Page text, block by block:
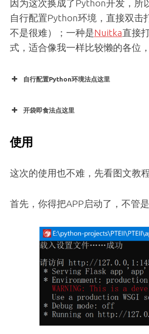
因为这次换成了Python开发，所
自行配置Python环境，直接双击
不是很难）；一种是Nuitka直接
式，适合像我一样比较懒的各位
自行配置Python环境法点这里
开袋即食法点这里
使用
这次的使用也不难，先看图文教程
首先，你得把APP启动了，不管